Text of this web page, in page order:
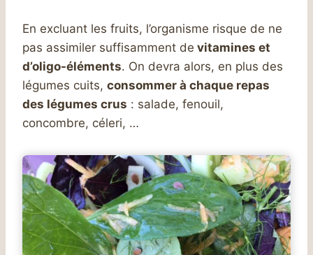
En excluant les fruits, l’organisme risque de ne
pas assimiler suffisamment de vitamines et
d’oligo-éléments. On devra alors, en plus des
légumes cuits, consommer à chaque repas
des légumes crus : salade, fenouil,
concombre, céleri, …